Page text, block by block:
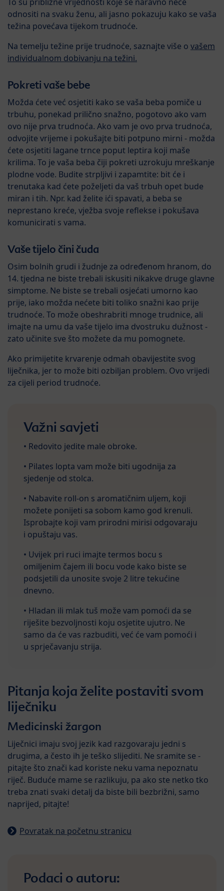
odnositi na svaku ženu, ali jasno pokazuju kako se vaša
težina povećava tijekom trudnoće.
Na temelju težine prije trudnoće, saznajte više o vašem
individualnom dobivanju na težini.
Pokreti vaše bebe
Možda ćete već osjetiti kako se vaša beba pomiče u
trbuhu, ponekad prilično snažno, pogotovo ako vam
ovo nije prva trudnoća. Ako vam je ovo prva trudnoća,
odvojite vrijeme i pokušajte biti potpuno mirni - možda
ćete osjetiti lagane trnce poput leptira koji maše
krilima. To je vaša beba čiji pokreti uzrokuju mreškanje
plodne vode. Budite strpljivi i zapamtite: bit će i
trenutaka kad ćete poželjeti da vaš trbuh opet bude
miran i tih. Npr. kad želite ići spavati, a beba se
neprestano kreće, vježba svoje reflekse i pokušava
komunicirati s vama.
Vaše tijelo čini čuda
Osim bolnih grudi i žudnje za određenom hranom, do
14. tjedna ne biste trebali iskusiti nikakve druge glavne
simptome. Ne biste se trebali osjećati umorno kao
prije, iako možda nećete biti toliko snažni kao prije
trudnoće. To može obeshrabriti mnoge trudnice, ali
imajte na umu da vaše tijelo ima dvostruku dužnost -
zato učinite sve što možete da mu pomognete.
Ako primijetite krvarenje odmah obavijestite svog
liječnika, jer to može biti ozbiljan problem. Ovo vrijedi
za cijeli period trudnoće.
Važni savjeti
• Redovito jedite male obroke.
• Pilates lopta vam može biti ugodnija za
sjedenje od stolca.
• Nabavite roll-on s aromatičnim uljem, koji
možete ponijeti sa sobom kamo god krenuli.
Isprobajte koji vam prirodni mirisi odgovaraju
i opuštaju vas.
• Uvijek pri ruci imajte termos bocu s
omiljenim čajem ili bocu vode kako biste se
podsjetili da unosite svoje 2 litre tekućine
dnevno.
• Hladan ili mlak tuš može vam pomoći da se
riješite bezvoljnosti koju osjetite ujutro. Ne
samo da će vas razbuditi, već će vam pomoći i
u sprječavanju strija.
Pitanja koja želite postaviti svom
liječniku
Medicinski žargon
Liječnici imaju svoj jezik kad razgovaraju jedni s
drugima, a često ih je teško slijediti. Ne sramite se -
pitajte što znači kad koriste neku vama nepoznatu
riječ. Buduće mame se razlikuju, pa ako ste netko tko
treba znati svaki detalj da biste bili bezbrižni, samo
naprijed, pitajte!
Povratak na početnu stranicu
Podaci o autoru: